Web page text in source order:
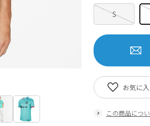
S
この商品につ
お気に